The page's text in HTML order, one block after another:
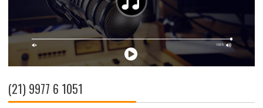
(21) 9977 6 1051